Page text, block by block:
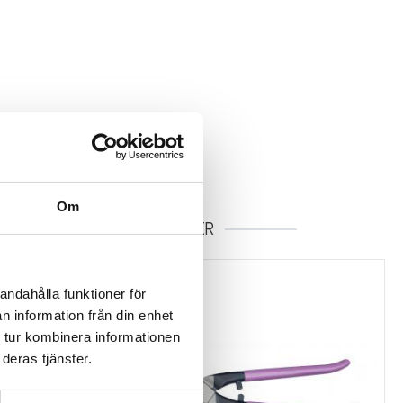
Om
funktioner för
information från din enhet
kombinera informationen
tjänster.
RELATERADE PRODUKTER